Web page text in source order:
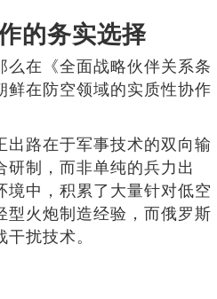
的务实选择
么在《全面战略伙伴关系条
鲜在防空领域的实质性协作
出路在于军事技术的双向输
研制，而非单纯的兵力出
境中，积累了大量针对低空
型火炮制造经验，而俄罗斯
扰技术。